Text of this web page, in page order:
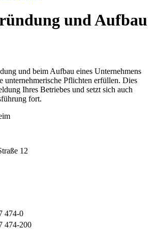
und Aufbau
und beim Aufbau eines Unternehmens
unternehmerische Pflichten erfüllen. Dies
Ihres Betriebes und setzt sich auch
fort.
12
474-0
474-200